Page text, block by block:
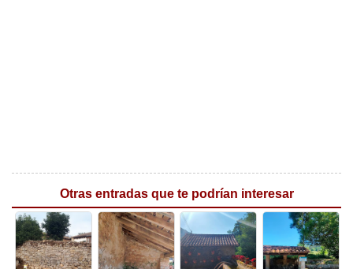
Otras entradas que te podrían interesar